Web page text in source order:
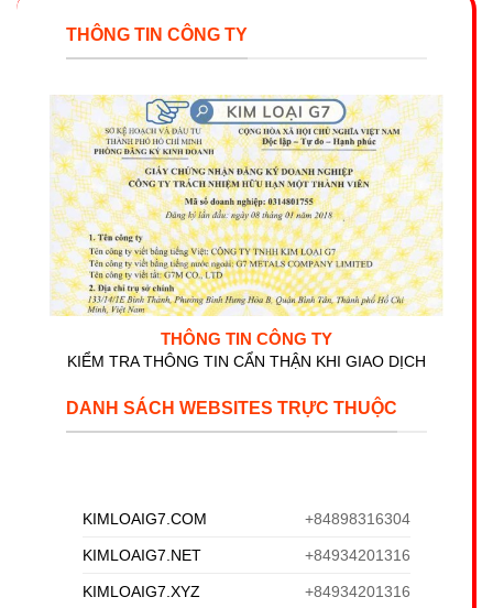
THÔNG TIN CÔNG TY
THÔNG TIN CÔNG TY
KIỂM TRA THÔNG TIN CẨN THẬN KHI GIAO DỊCH
DANH SÁCH WEBSITES TRỰC THUỘC
KIMLOAIG7.COM +84898316304
KIMLOAIG7.NET +84934201316
KIMLOAIG7.XYZ +84934201316